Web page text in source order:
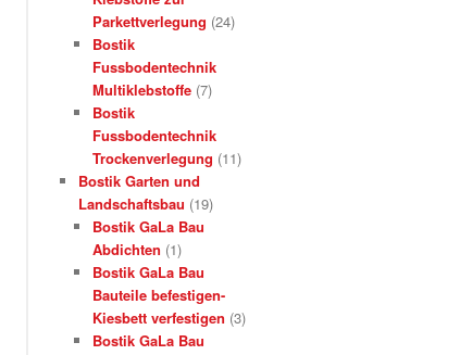
Parkettverlegung (24)
Bostik
Fussbodentechnik
Multiklebstoffe (7)
Bostik
Fussbodentechnik
Trockenverlegung (11)
Bostik Garten und
Landschaftsbau (19)
Bostik GaLa Bau
Abdichten (1)
Bostik GaLa Bau
Bauteile befestigen-
Kiesbett verfestigen (3)
Bostik GaLa Bau